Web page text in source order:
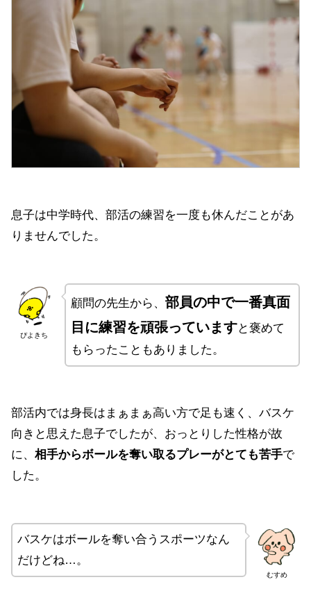
息子は中学時代、部活の練習を一度も休んだことがあ
りませんでした。
ぴよきち
顧問の先生から、 部員の中で一番真面
目に練習を頑張っていますと褒めて
もらったこともありました。
部活内では身長はまぁまぁ高い方で足も速く、バスケ
向きと思えた息子でしたが、おっとりした性格が故
に、 相手からボールを奪い取るプレーがとても苦手で
した。
むすめ
バスケはボールを奪い合うスポーツなん
だけどね…。